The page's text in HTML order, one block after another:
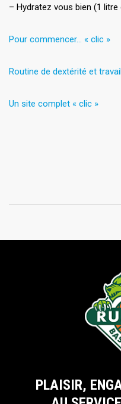
– Hydratez vous bien (1 litre
Pour commencer… « clic »
Routine de dextérité et
Un site complet « clic »
PLAISIR,